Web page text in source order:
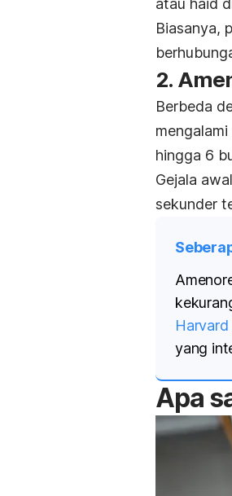
atau haid
Biasanya,
2.
Berbeda
hingga 6
Gejala
sekunder
yang
Apa